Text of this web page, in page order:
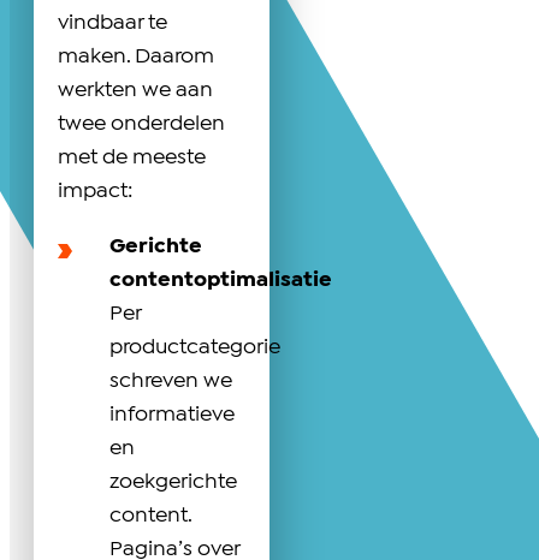
vindbaar te
maken. Daarom
werkten we aan
twee onderdelen
met de meeste
impact:
Gerichte
contentoptimalisatie
Per
productcategorie
schreven we
informatieve
en
zoekgerichte
content.
Pagina’s over